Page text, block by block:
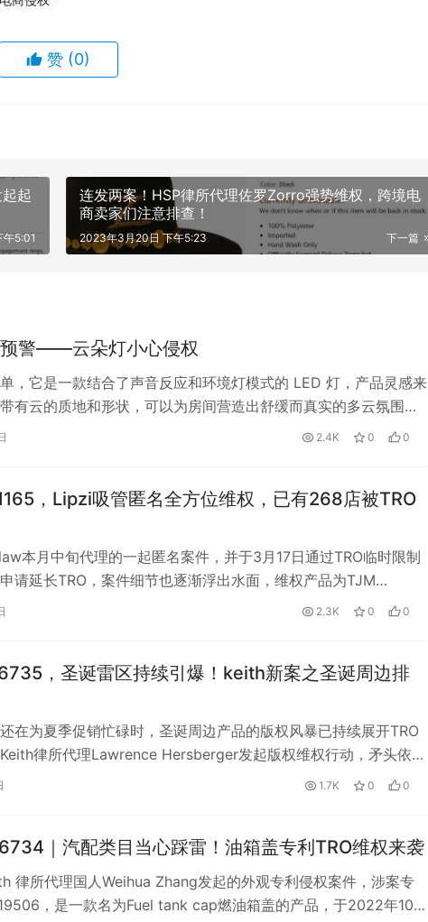
赞 (0)
起
5:01
连发两案！HSP律所代理佐罗Zorro强势维权，跨境电
商卖家们注意排查！
下一篇
2023年3月20日 下午5:23
警——云朵灯小心侵权
，它是一款结合了声音反应和环境灯模式的 LED 灯，产品灵感来
有云的质地和形状，可以为房间营造出舒缓而真实的多云氛围，
器改变模式。这款云朵灯可以…
2.4K 0 0
，Lipzi吸管匿名全方位维权，已有268店被TRO
本月中旬代理的一起匿名案件，并于3月17日通过TRO临时限制
请延长TRO，案件细节也逐渐浮出水面，维权产品为TJM
的Li…
2.3K 0 0
，圣诞雷区持续引爆！keith新案之圣诞周边排
在为夏季促销忙碌时，圣诞周边产品的版权风暴已持续展开TRO
律所代理Lawrence Hersberger发起版权维权行动，矛头依旧
素的周…
1.7K 0 0
｜汽配类目当心踩雷！油箱盖专利TRO维权来袭
律所代理国人Weihua Zhang发起的外观专利侵权案件，涉案专
，是一款名为Fuel tank cap燃油箱盖的产品，于2022年10